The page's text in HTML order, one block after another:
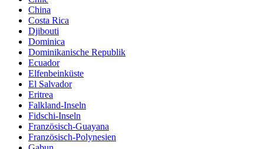
China
Costa Rica
Djibouti
Dominica
Dominikanische Republik
Ecuador
Elfenbeinküste
El Salvador
Eritrea
Falkland-Inseln
Fidschi-Inseln
Französisch-Guayana
Französisch-Polynesien